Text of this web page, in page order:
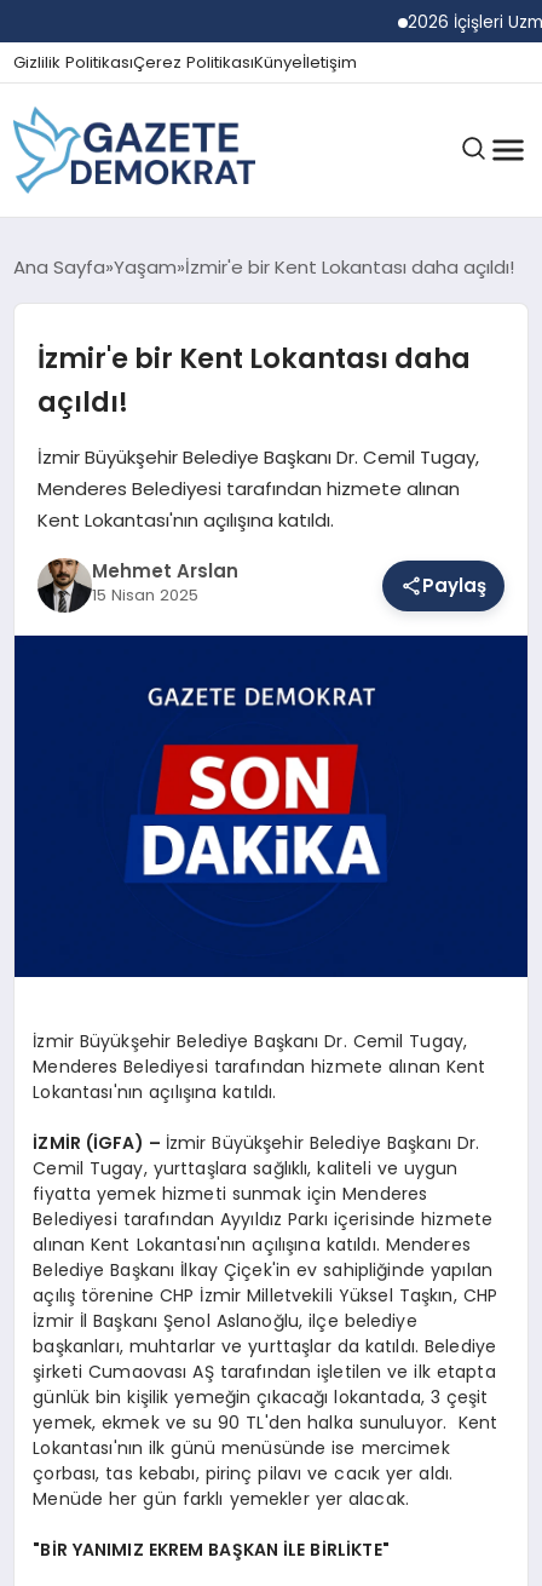
2026 İçişleri Uzman
Gizlilik PolitikasıÇerez PolitikasıKünyeİletişim
GÜNDEM
EKONOMI
MAGAZIN
Ana Sayfa Yaşam İzmir'e bir Kent Lokantası daha açıldı!
İzmir'e bir Kent Lokantası daha
açıldı!
İzmir Büyükşehir Belediye Başkanı Dr. Cemil Tugay,
Menderes Belediyesi tarafından hizmete alınan
Kent Lokantası'nın açılışına katıldı.
Mehmet Arslan
15 Nisan 2025 Paylaş
İzmir Büyükşehir Belediye Başkanı Dr. Cemil Tugay,
Menderes Belediyesi tarafından hizmete alınan Kent
Lokantası'nın açılışına katıldı.
İZMİR (İGFA) – İzmir Büyükşehir Belediye Başkanı Dr.
Cemil Tugay, yurttaşlara sağlıklı, kaliteli ve uygun
fiyatta yemek hizmeti sunmak için Menderes
Belediyesi tarafından Ayyıldız Parkı içerisinde hizmete
alınan Kent Lokantası'nın açılışına katıldı. Menderes
Belediye Başkanı İlkay Çiçek'in ev sahipliğinde yapılan
açılış törenine CHP İzmir Milletvekili Yüksel Taşkın, CHP
İzmir İl Başkanı Şenol Aslanoğlu, ilçe belediye
başkanları, muhtarlar ve yurttaşlar da katıldı. Belediye
şirketi Cumaovası AŞ tarafından işletilen ve ilk etapta
günlük bin kişilik yemeğin çıkacağı lokantada, 3 çeşit
yemek, ekmek ve su 90 TL'den halka sunuluyor. Kent
Lokantası'nın ilk günü menüsünde ise mercimek
çorbası, tas kebabı, pirinç pilavı ve cacık yer aldı.
Menüde her gün farklı yemekler yer alacak.
"BİR YANIMIZ EKREM BAŞKAN İLE BİRLİKTE"